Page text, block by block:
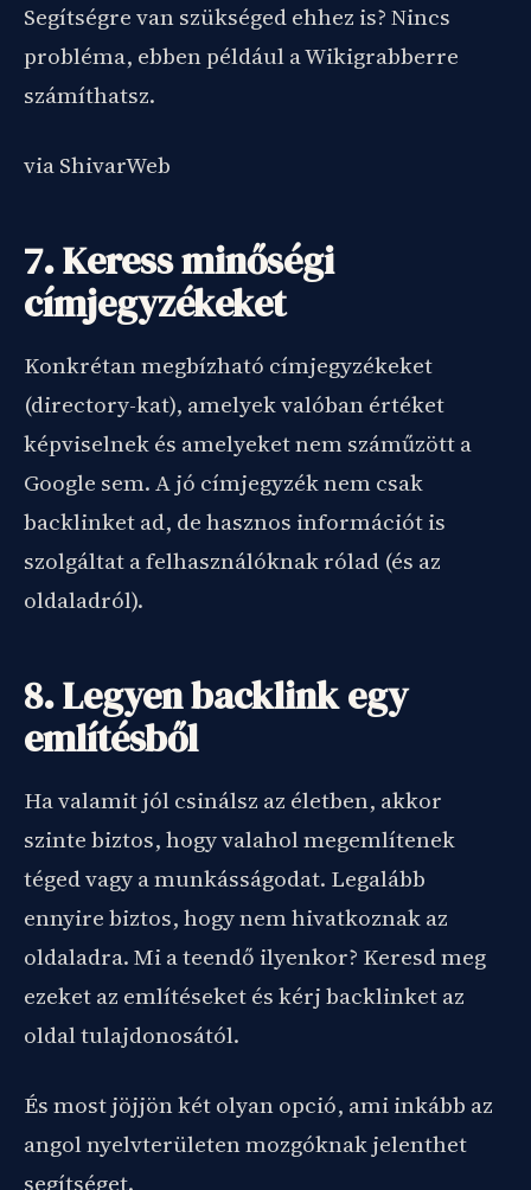
Segítségre van szükséged ehhez is? Nincs
probléma, ebben például a Wikigrabberre
számíthatsz.
via ShivarWeb
7. Keress minőségi
címjegyzékeket
Konkrétan megbízható címjegyzékeket
(directory-kat), amelyek valóban értéket
képviselnek és amelyeket nem száműzött a
Google sem. A jó címjegyzék nem csak
backlinket ad, de hasznos információt is
szolgáltat a felhasználóknak rólad (és az
oldaladról).
8. Legyen backlink egy
említésből
Ha valamit jól csinálsz az életben, akkor
szinte biztos, hogy valahol megemlítenek
téged vagy a munkásságodat. Legalább
ennyire biztos, hogy nem hivatkoznak az
oldaladra. Mi a teendő ilyenkor? Keresd meg
ezeket az említéseket és kérj backlinket az
oldal tulajdonosától.
És most jöjjön két olyan opció, ami inkább az
angol nyelvterületen mozgóknak jelenthet
segítséget.